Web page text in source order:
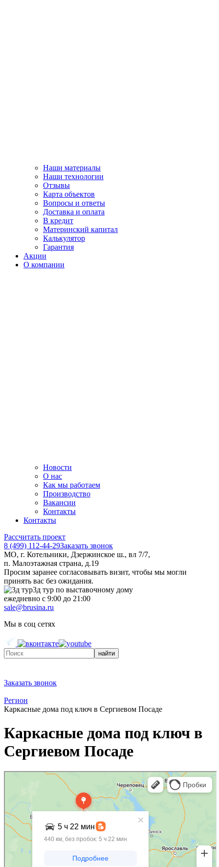
Наши материалы
Наши технологии
Отзывы
Карта объектов
Вопросы и ответы
Доставка и оплата
В кредит
Материнский капитал
Калькулятор
Гарантия
Акции
О компании
Новости
О нас
Как мы работаем
Производство
Вакансии
Контакты
Контакты
Рассчитать проект
8 (499) 112-44-29Заказать звонок
МО, г. Котельники, Дзержинское ш., вл 7/7,
п. Малоэтажная страна, д.19
Просим заранее согласовывать визит, чтобы мы могли
принять вас без ожидания.
3д тур по выставочному дому
ежедневно с 9:00 до 21:00
sale@brusina.ru
Мы в соц сетях
найти
Заказать звонок
Регион
Каркасные дома под ключ в Сергиевом Посаде
Каркасные дома под ключ в
Сергиевом Посаде